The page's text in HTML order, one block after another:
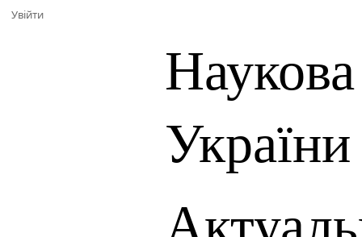
Увійти
України